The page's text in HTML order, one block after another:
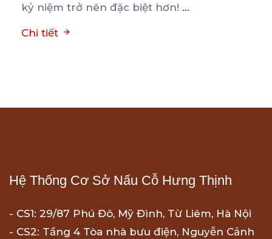
kỷ niệm trở nên đặc biệt hơn! ...
Chi tiết
Hệ Thống Cơ Sở Nấu Cỗ Hưng Thịnh
- CS1: 29/87 Phú Đô, Mỹ Đình, Từ Liêm, Hà Nội
- CS2: Tầng 4 Tòa nhà bưu điện, Nguyễn Cảnh